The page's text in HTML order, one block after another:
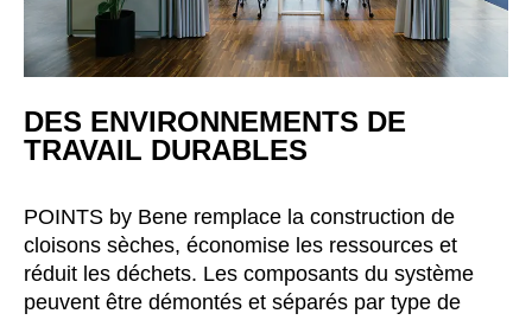
DES ENVIRONNEMENTS DE
TRAVAIL DURABLES
POINTS by Bene remplace la construction de
cloisons sèches, économise les ressources et
réduit les déchets. Les composants du système
peuvent être démontés et séparés par type de